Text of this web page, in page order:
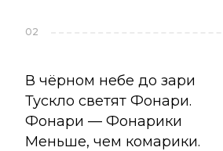
02
В чёрном небе до зари
Тускло светят Фонари.
Фонари — Фонарики
Меньше, чем комарики.